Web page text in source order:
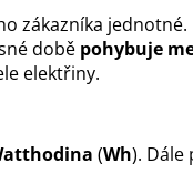
zákazníka jednotné.
době pohybuje
elektřiny.
(Wh). Dále